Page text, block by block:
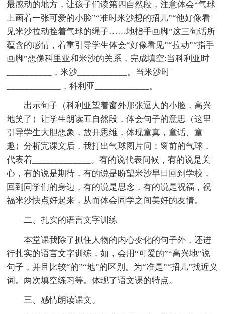
最感动的地方，让孩子们读第四自然段，注意体会“气球
上画着一张可爱的小脸”“准时米沙想的招儿”“他好像看
见米沙拉动拴着气球的绳子……地指手画脚”这三句话所
蕴含的感情，着重引导学生体会“好像看见”“拉动”“指手
画脚”想像科里亚和米沙的关系，完成填空:当科利亚时
__________，米沙___________。当米沙时
____________，科利亚____________。
出示句子（科利亚望着窗外那张逗人的小脸，高兴
地笑了）让学生朗读五自然段，体会句子的意思（这里
引导学生大胆想象，放开思维，体现童真，童话、童
趣）分析完课文后，我打出气球图片问：窗前的气球，
代表着_____________。有的说代表问候，有的说是关
心，有的说是期待，有的说是盼望米沙早日回到学校，
回到同学们的身边，有的说是思念，有的说是祝福，祝
福米沙快点好起来，从而体会同学之间美好的友情。
二、扎实的语言文字训练
本堂课我除了抓住人物的内心变化的句子外，还进
行扎实的语言文字训练，如，会用“可爱的”“高兴地”说
句子，并且比较“的”“地”的区别。为“准是”“招儿”找近义
词。两次填空练习等。体现了语文课的特点。
三、感情朗读课文。